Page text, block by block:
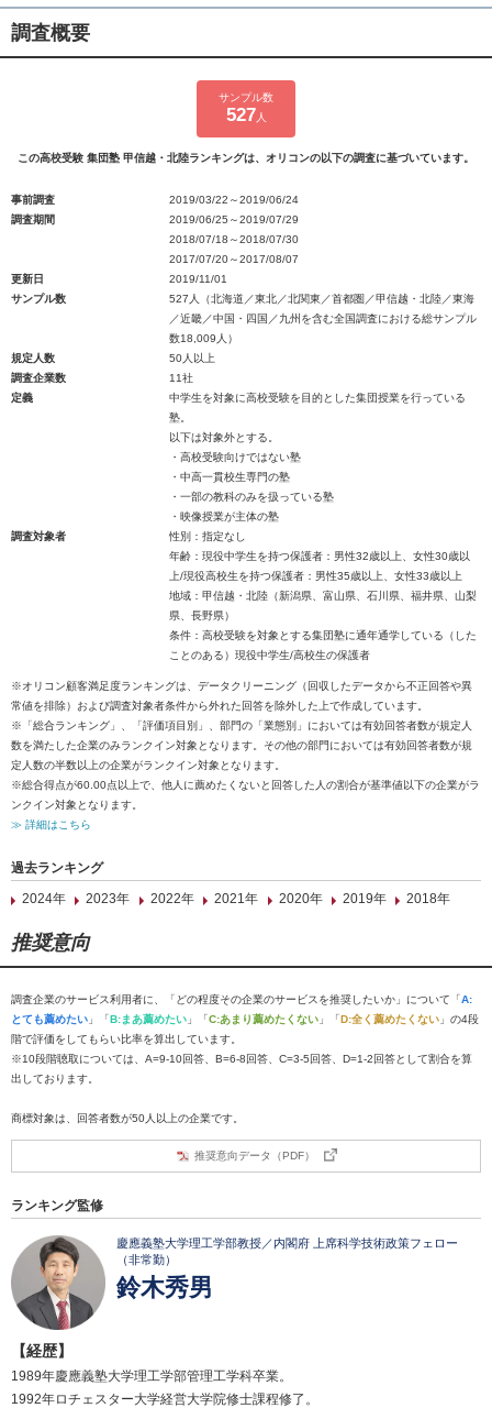
調査概要
サンプル数
527 人
この高校受験 集団塾 甲信越・北陸ランキングは、オリコンの以下の調査に基づいています。
事前調査
2019/03/22～2019/06/24
調査期間
2019/06/25～2019/07/29
2018/07/18～2018/07/30
2017/07/20～2017/08/07
更新日
2019/11/01
サンプル数
527人（北海道／東北／北関東／首都圏／甲信越・北陸／東海
／近畿／中国・四国／九州を含む全国調査における総サンプル
数18,009人）
規定人数
50人以上
調査企業数
11社
定義
中学生を対象に高校受験を目的とした集団授業を行っている
塾。
以下は対象外とする。
・高校受験向けではない塾
・中高一貫校生専門の塾
・一部の教科のみを扱っている塾
・映像授業が主体の塾
調査対象者
性別：指定なし
年齢：現役中学生を持つ保護者：男性32歳以上、女性30歳以
上/現役高校生を持つ保護者：男性35歳以上、女性33歳以上
地域：甲信越・北陸（新潟県、富山県、石川県、福井県、山梨
県、長野県）
条件：高校受験を対象とする集団塾に通年通学している（した
ことのある）現役中学生/高校生の保護者
※オリコン顧客満足度ランキングは、データクリーニング（回収したデータから不正回答や異
常値を排除）および調査対象者条件から外れた回答を除外した上で作成しています。
※「総合ランキング」、「評価項目別」、部門の「業態別」においては有効回答者数が規定人
数を満たした企業のみランクイン対象となります。その他の部門においては有効回答者数が規
定人数の半数以上の企業がランクイン対象となります。
※総合得点が60.00点以上で、他人に薦めたくないと回答した人の割合が基準値以下の企業がラ
ンクイン対象となります。
≫ 詳細はこちら
過去ランキング
2024年
2023年 2022年 2021年 2020年 2019年 2018年
推奨意向
調査企業のサービス利用者に、「どの程度その企業のサービスを推奨したいか」について「A:
とても薦めたい 」「B:まあ薦めたい 」「C:あまり薦めたくない 」「D:全く薦めたくない 」の4段
階で評価をしてもらい比率を算出しています。
※10段階聴取については、A=9-10回答、B=6-8回答、C=3-5回答、D=1-2回答として割合を算
出しております。
商標対象は、回答者数が50人以上の企業です。
推奨意向データ（PDF）
ランキング監修
慶應義塾大学理工学部教授／内閣府 上席科学技術政策フェロー
（非常勤）
鈴木秀男
【経歴】
1989年慶應義塾大学理工学部管理工学科卒業。
1992年ロチェスター大学経営大学院修士課程修了。